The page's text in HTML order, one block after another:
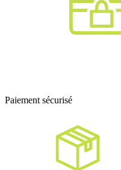
Paiement sécurisé